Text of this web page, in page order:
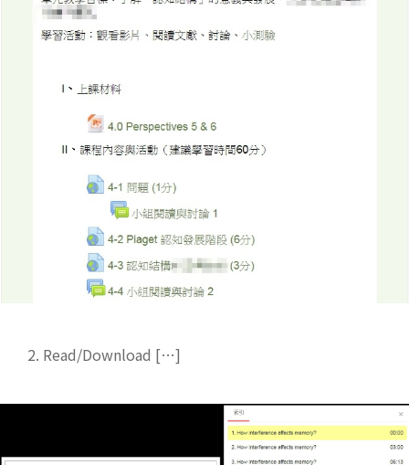
2. Read/Download […]